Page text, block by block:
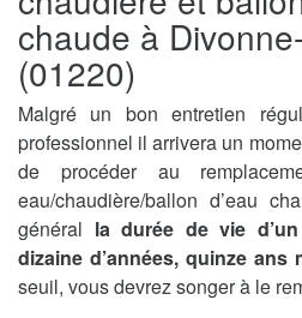
chaude à
(01220)
Malgré un bon entretien
professionnel il arrivera un
de procéder au
eau/chaudière/ballon d’eau
général la durée de vie
dizaine d’années, quinze ans
seuil, vous devrez songer à le